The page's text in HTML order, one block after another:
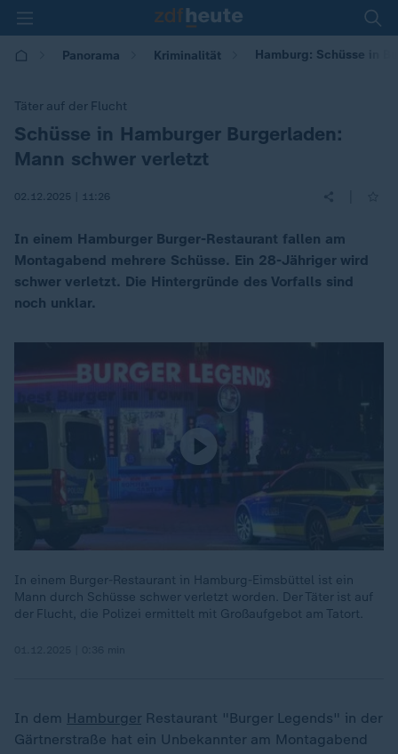
Panorama Kriminalität Hamburg: Schüsse in
Täter auf der Flucht
:
Schüsse in Hamburger Burgerladen:
Mann schwer verletzt
02.12.2025 | 11:26
In einem Hamburger Burger-Restaurant fallen am
Montagabend mehrere Schüsse. Ein 28-Jähriger wird
schwer verletzt. Die Hintergründe des Vorfalls sind
noch unklar.
In einem Burger-Restaurant in Hamburg-Eimsbüttel ist ein
Mann durch Schüsse schwer verletzt worden. Der Täter ist auf
der Flucht, die Polizei ermittelt mit Großaufgebot am Tatort.
In dem HamburgerRestaurant "Burger Legends" in der
Gärtnerstraße hat ein Unbekannter am Montagabend